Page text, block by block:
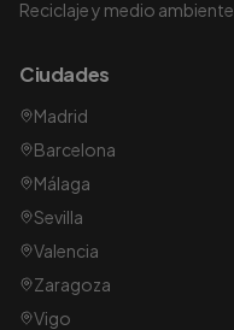
Reciclaje y medio ambiente
Ciudades
Madrid
Barcelona
Málaga
Sevilla
Valencia
Zaragoza
Vigo